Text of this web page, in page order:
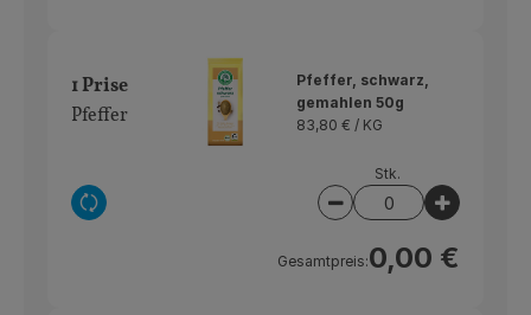
1 Prise
Pfeffer
Auswahl ändern
Pfeffer, schwarz,
gemahlen 50g
83,80 € / KG
Stk.
Artikelanzahl
Gesamtpreis:0,00 €